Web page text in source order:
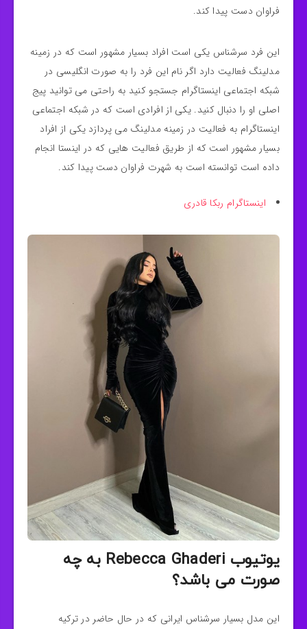
فراوان دست پیدا کند.
این فرد سرشناس یکی است افراد بسیار مشهور است که در زمینه
مدلینگ فعالیت دارد اگر نام این فرد را به صورت انگلیسی در
شبکه اجتماعی اینستاگرام جستجو کنید به راحتی می توانید پیج
اصلی او را دنبال کنید. یکی از افرادی است که در شبکه اجتماعی
اینستاگرام به فعالیت در زمینه مدلینگ می‌ پردازد یکی از افراد
بسیار مشهور است که از طریق فعالیت هایی که در اینستا انجام
داده است توانسته است به شهرت فراوان دست پیدا کند.
اینستاگرام ربکا قادری
یوتیوب Rebecca Ghaderi به چه
صورت می باشد؟
این مدل بسیار سرشناس ایرانی که در حال حاضر در ترکیه